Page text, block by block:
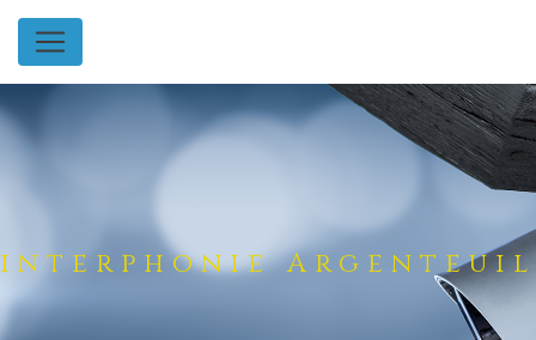
Panneau de gestion des cookies
interphonie Argenteuil